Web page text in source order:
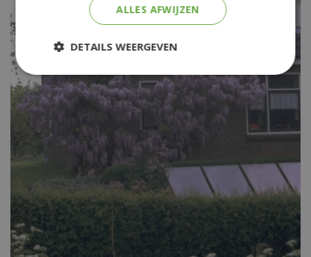
ALLES AFWIJZEN
DETAILS WEERGEVEN